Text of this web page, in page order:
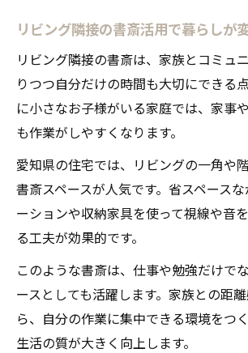
リビング隣接の書斎活用で暮らしが
リビング隣接の書斎は、家族とコミュ
りつつ自分だけの時間も大切にできる
に小さなお子様がいる家庭では、家事
も作業がしやすくなります。
愛知県の住宅では、リビングの一角や
書斎スペースが人気です。省スペース
ーションや収納家具を使って視線や音
る工夫が効果的です。
このような書斎は、仕事や勉強だけで
ースとしても活躍します。家族との距
ら、自分の作業に集中できる環境をつ
生活の質が大きく向上します。